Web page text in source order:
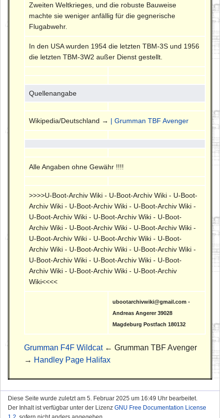
Zweiten Weltkrieges, und die robuste Bauweise
machte sie weniger anfällig für die gegnerische
Flugabwehr.
In den USA wurden 1954 die letzten TBM-3S und 1956
die letzten TBM-3W2 außer Dienst gestellt.
Quellenangabe
Wikipedia/Deutschland → | Grumman TBF Avenger
Alle Angaben ohne Gewähr !!!!
>>>>U-Boot-Archiv Wiki - U-Boot-Archiv Wiki - U-Boot-
Archiv Wiki - U-Boot-Archiv Wiki - U-Boot-Archiv Wiki -
U-Boot-Archiv Wiki - U-Boot-Archiv Wiki - U-Boot-
Archiv Wiki - U-Boot-Archiv Wiki - U-Boot-Archiv Wiki -
U-Boot-Archiv Wiki - U-Boot-Archiv Wiki - U-Boot-
Archiv Wiki - U-Boot-Archiv Wiki - U-Boot-Archiv Wiki -
U-Boot-Archiv Wiki - U-Boot-Archiv Wiki - U-Boot-
Archiv Wiki - U-Boot-Archiv Wiki - U-Boot-Archiv
Wiki<<<<
ubootarchivwiki@gmail.com -
Andreas Angerer 39028
Magdeburg Postfach 180132
Grumman F4F Wildcat← Grumman TBF Avenger
→ Handley Page Halifax
Diese Seite wurde zuletzt am 5. Februar 2025 um 16:49 Uhr bearbeitet.
Der Inhalt ist verfügbar unter der Lizenz GNU Free Documentation License